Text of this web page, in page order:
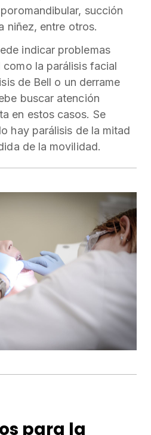
succión
niñez, entre otros.
indicar problemas
como la parálisis facial
de Bell o un derrame
buscar atención
en estos casos. Se
hay parálisis de la mitad
de la movilidad.
para la